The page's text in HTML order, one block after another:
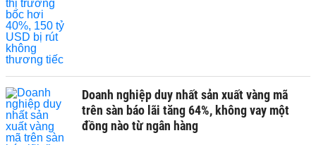
Doanh nghiệp duy nhất sản xuất vàng mã
trên sàn báo lãi tăng 64%, không vay một
đồng nào từ ngân hàng